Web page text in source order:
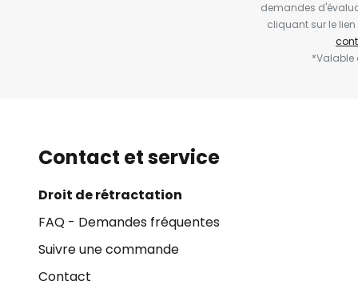
demandes
cliquant sur le
*Valable
Contact et service
Droit de rétractation
FAQ - Demandes fréquentes
Suivre une commande
Contact